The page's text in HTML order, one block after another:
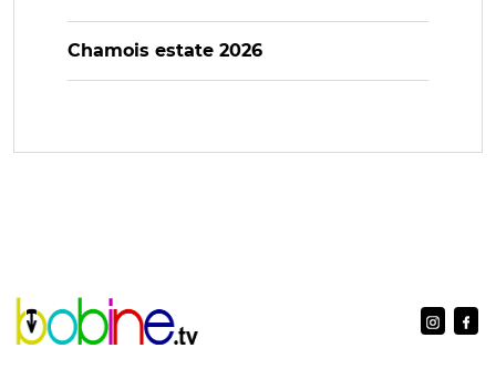
Chamois estate 2026